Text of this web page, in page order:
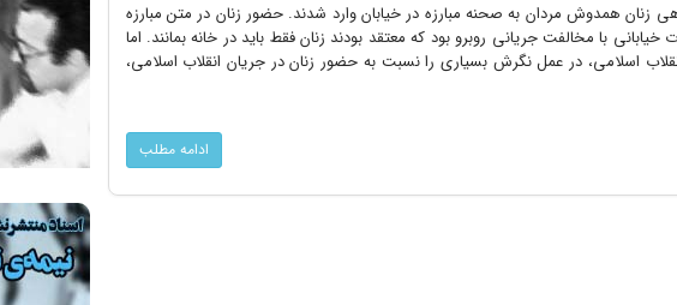
زنان همدوش مردان به صحنه مبارزه در خیابان وارد شدند. حضور زنان در متن مبارزه
با مخالفت جریانی روبرو بود که معتقد بودند زنان فقط باید در خانه بمانند. اما
اسلامی، در عمل نگرش بسیاری را نسبت به حضور زنان در جریان انقلاب اسلامی،
ادامه مطلب